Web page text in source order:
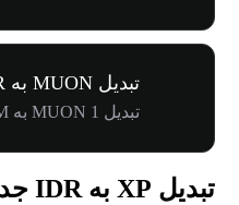
تبدیل MUON به IDR
تبدیل 1 MUON به Rp15.50M
تبدیل XP به IDR جدول نرخ ارز